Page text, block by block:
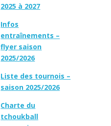
2025 à 2027
Infos
entraînements –
flyer saison
2025/2026
Liste des tournois –
saison 2025/2026
Charte du
tchoukball